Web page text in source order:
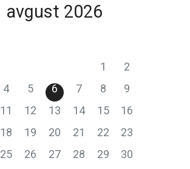
avgust 2026
1
2
4 5 6 7 8
9
11 12 13 14 15
16
18 19 20 21 22
23
25 26 27 28 29
30